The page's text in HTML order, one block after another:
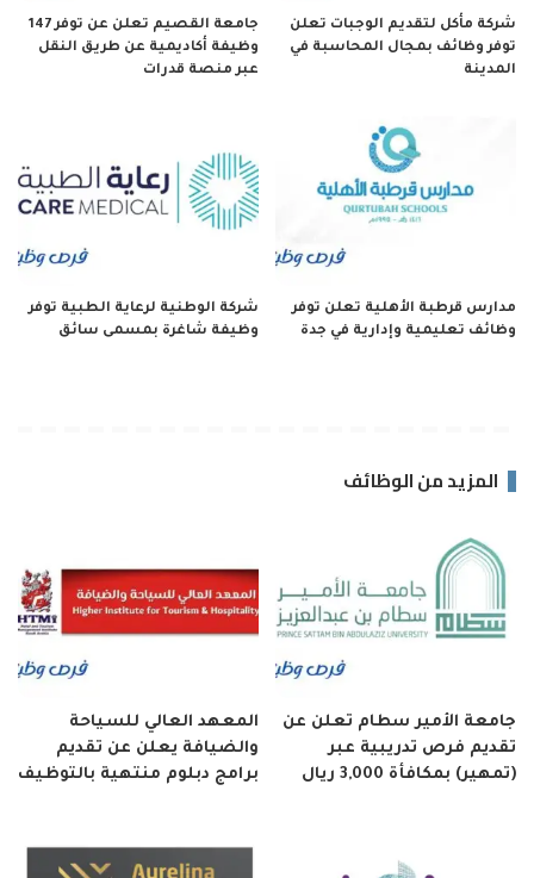
شركة مأكل لتقديم الوجبات تعلن
توفر وظائف بمجال المحاسبة في
المدينة
جامعة القصيم تعلن عن توفر 147
وظيفة أكاديمية عن طريق النقل
عبر منصة قدرات
مدارس قرطبة الأهلية تعلن توفر
وظائف تعليمية وإدارية في جدة
شركة الوطنية لرعاية الطبية توفر
وظيفة شاغرة بمسمى سائق
المزيد من الوظائف
جامعة الأمير سطام تعلن عن
تقديم فرص تدريبية عبر
(تمهير) بمكافأة 3,000 ريال
المعهد العالي للسياحة
والضيافة يعلن عن تقديم
برامج دبلوم منتهية بالتوظيف